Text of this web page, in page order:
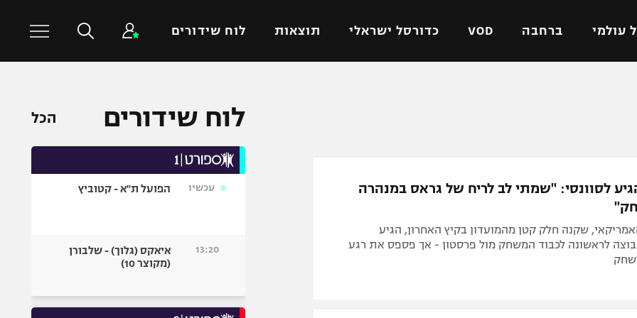
עולמי ברחבה VOD כדורסל ישראלי תוצאות לוח שידורים
ישראל
ליגה איטלקית
הפועל ירושלים
כדורסל עולמי
כדורעף
ספורט אולימפי
היאבקות WWE
לסוונסי: "שמתי לב לריח של גראס במנהרה
שקנה חלק קטן מהמועדון בקיץ האחרון, הגיע
לראשונה לכבוד המשחק מול פרסטון - אך פספס את רגע
לוח שידורים הכל
עכשיו הפועל ת"א - קטוביץ
13:20
איאקס (גלוך) - שלבורן
(מקוצר 10)